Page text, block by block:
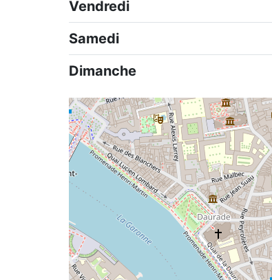
Vendredi
Samedi
Dimanche